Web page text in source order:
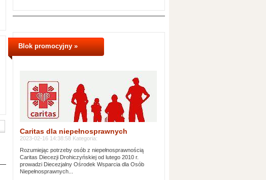
Blok promocyjny »
Caritas dla niepełnosprawnych
2023-02-16 14:38:58 Kategoria:
Rozumiejąc potrzeby osób z niepełnosprawnością
Caritas Diecezji Drohiczyńskiej od lutego 2010 r.
prowadzi Diecezjalny Ośrodek Wsparcia dla Osób
Niepełnosprawnych...